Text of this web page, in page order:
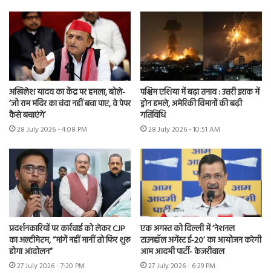
अखिलेश यादव का केंद्र पर हमला, बोले-
‘जो राम मंदिर का चंदा नहीं बचा पाए, वे पेपर
कैसे बचाएंगे’
28 July 2026 - 4:08 PM
पश्चिम एशिया में बढ़ा तनाव : उत्तरी इराक में
ड्रोन हमले, अमेरिकी विमानों की बढ़ी
गतिविधि
28 July 2026 - 10:51 AM
प्रदर्शनकारियों पर कार्रवाई को लेकर CJP
का अल्टीमेटम, “मांगें नहीं मानीं तो फिर शुरू
होगा आंदोलन”
27 July 2026 - 7:20 PM
एक अगस्त को दिल्ली में ‘नेशनल
टाउनहॉल अगेंस्ट ई-20’ का आयोजन करेगी
आम आदमी पार्टी- केजरीवाल
27 July 2026 - 6:29 PM